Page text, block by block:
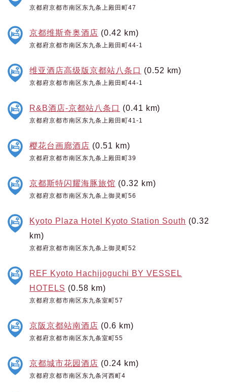
京都府京都市南区东九条上殿田町47
京都维斯奇奥酒店 (0.42 km)
京都府京都市南区东九条上殿田町44-1
维亚酒店高级版京都站八条口 (0.52 km)
京都府京都市南区东九条上殿田町44-1
R&B酒店-京都站八条口 (0.41 km)
京都府京都市南区东九条上殿田町41-1
樱花台画廊酒店 (0.51 km)
京都府京都市南区东九条上殿田町39
京都斯特闪耀海豚旅馆 (0.32 km)
京都府京都市南区东九条上御灵町56
Kyoto Plaza Hotel Kyoto Station South (0.32
km)
京都府京都市南区东九条上御灵町52
REF Kyoto Hachijoguchi BY VESSEL
HOTELS (0.58 km)
京都府京都市南区东九条室町57
京阪京都站南酒店 (0.6 km)
京都府京都市南区东九条室町55
京都城市花园酒店 (0.24 km)
京都府京都市南区东九条河西町4